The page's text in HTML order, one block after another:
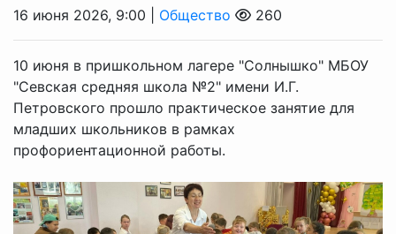
16 июня 2026, 9:00 | Общество 260
10 июня в пришкольном лагере "Солнышко" МБОУ
"Севская средняя школа №2" имени И.Г.
Петровского прошло практическое занятие для
младших школьников в рамках
профориентационной работы.